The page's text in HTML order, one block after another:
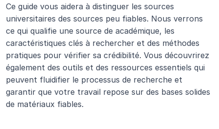
Ce guide vous aidera à distinguer les sources
universitaires des sources peu fiables. Nous verrons
ce qui qualifie une source de académique, les
caractéristiques clés à rechercher et des méthodes
pratiques pour vérifier sa crédibilité. Vous découvrirez
également des outils et des ressources essentiels qui
peuvent fluidifier le processus de recherche et
garantir que votre travail repose sur des bases solides
de matériaux fiables.